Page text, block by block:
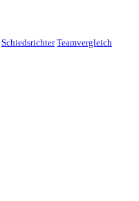
Schiedsrichter Teamvergleich